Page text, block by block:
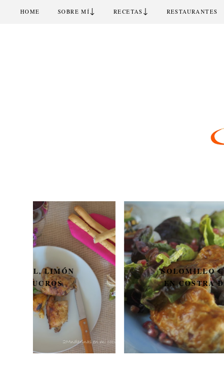
HOME SOBRE MÍ↓ RECETAS ↓ RESTAURANTES
SOLOMILLO CON GRANADA
EN COSTRA DE HOJALDRE